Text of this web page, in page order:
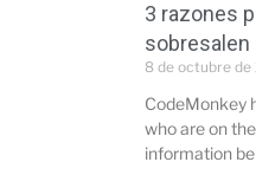
3 razones
8 de octubre de
CodeMonkey
who are on
information